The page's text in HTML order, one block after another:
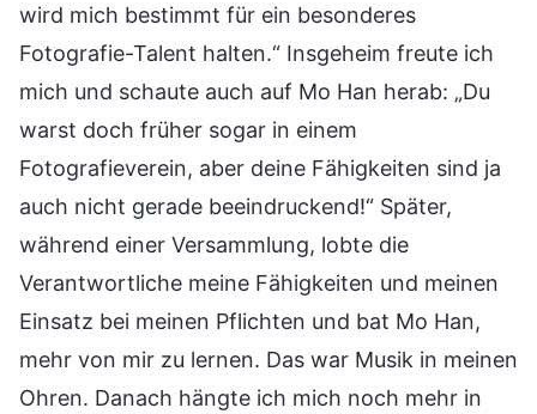
wird mich bestimmt für ein besonderes
Fotografie-Talent halten.“ Insgeheim freute ich
mich und schaute auch auf Mo Han herab: „Du
warst doch früher sogar in einem
Fotografieverein, aber deine Fähigkeiten sind ja
auch nicht gerade beeindruckend!“ Später,
während einer Versammlung, lobte die
Verantwortliche meine Fähigkeiten und meinen
Einsatz bei meinen Pflichten und bat Mo Han,
mehr von mir zu lernen. Das war Musik in meinen
Ohren. Danach hängte ich mich noch mehr in